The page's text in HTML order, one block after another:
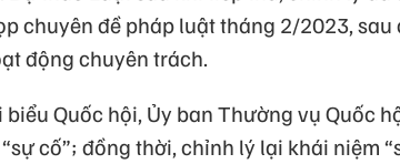
chuyên đề pháp luật tháng 2/2023, sau
động chuyên trách.
Quốc hội, Ủy ban Thường vụ Quốc
cố”; đồng thời, chỉnh lý lại khái niệm